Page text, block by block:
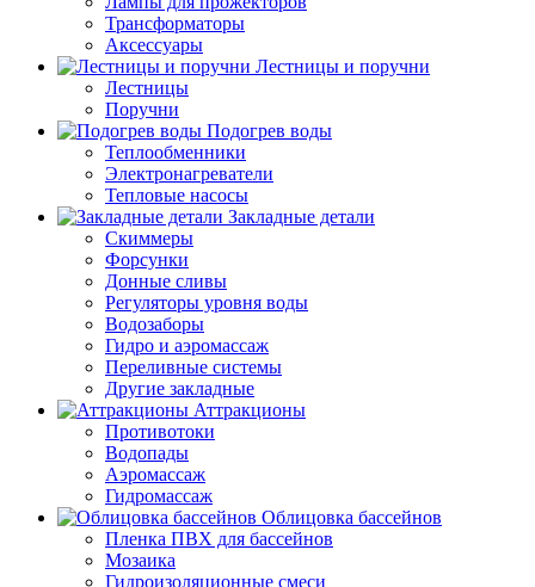
Трансформаторы
Аксессуары
Лестницы и поручни
Лестницы
Поручни
Подогрев воды
Теплообменники
Электронагреватели
Тепловые насосы
Закладные детали
Скиммеры
Форсунки
Донные сливы
Регуляторы уровня воды
Водозаборы
Гидро и аэромассаж
Переливные системы
Другие закладные
Аттракционы
Противотоки
Водопады
Аэромассаж
Гидромассаж
Облицовка бассейнов
Пленка ПВХ для бассейнов
Мозаика
Гидроизоляционные смеси